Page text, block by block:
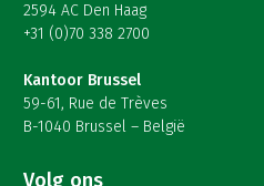
2594 AC Den Haag
+31 (0)70 338 2700
Kantoor Brussel
59-61, Rue de Trèves
B-1040 Brussel – België
Volg ons